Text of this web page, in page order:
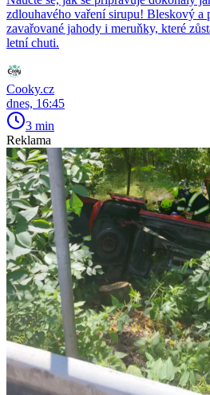
zdlouhavého vaření sirupu! Bleskový a
zavařované jahody i meruňky, které
letní chuti.
Cooky.cz
dnes, 16:45
3 min
Reklama